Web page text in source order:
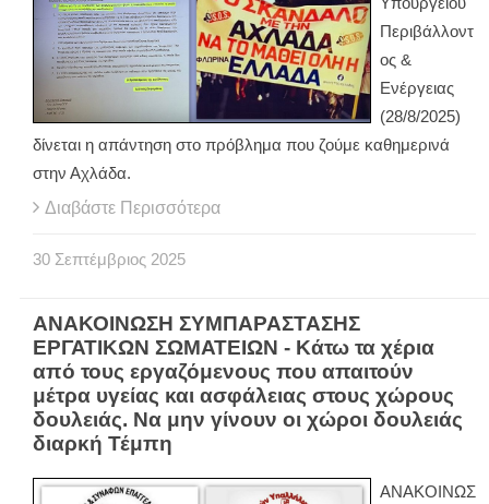
Περιβάλλοντ
ος &
Ενέργειας
(28/8/2025)
δίνεται η απάντηση στο πρόβλημα που ζούμε καθημερινά
στην Αχλάδα.
Διαβάστε Περισσότερα
30 Σεπτέμβριος 2025
ΑΝΑΚΟΙΝΩΣΗ ΣΥΜΠΑΡΑΣΤΑΣΗΣ
ΕΡΓΑΤΙΚΩΝ ΣΩΜΑΤΕΙΩΝ - Κάτω τα χέρια
από τους εργαζόμενους που απαιτούν
μέτρα υγείας και ασφάλειας στους χώρους
δουλειάς. Να μην γίνουν οι χώροι δουλειάς
διαρκή Τέμπη
ΑΝΑΚΟΙΝΩΣ